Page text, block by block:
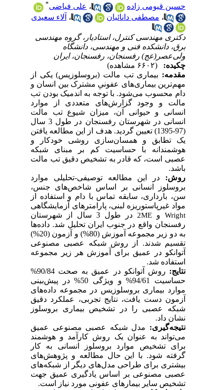
حسین قیومی زاده
،علی فیاضی
،مصطفی دانائیان ،آلاء سعیدی
دکتری مهندسی کنترل، استادیار، گروه مهندسی
برق، دانشکده فنی و مهندسی، دانشگاه
ولی‌عصر(عج) رفسنجان، رفسنجان، ایران
چکیده:
مقدمه:بیماری تب مالت (بروسلوزیس) یکی از
مهم‌ترین بیماریهای عفونیِ مشترک بین انسان و
دام محسوب میشود. با توجه به اندمیک بودن تب
مالت و وجود گزارش‌های متعددی از موارد
انسانی و حیوانی آن، میزان شیوع تب مالت
انسانی در شهرستان رفسنجان در طول 3 سال
(97-1395) تعیین گردید. هدف از این مطالعه یافتن
یک تطابق و همسان‌سازی روشی خودکار و
هوشمندانه با حساسیت کم بر مبنای شبکه
عصبی است، که قادر به تشخیص دقیق تب مالت
باشد.
روش: در این مطالعه توصیفی-تحلیلی موارد
بروسلوز انسانی بر اساس شاخص‌های جنس،
سن، بارداری، سابقه تماس با دام و استفاده از
مواد غیر‌پاستوریزه لبنی، پارامترهای آزمایشگاهی
Wrightو 2ME
در طول 3 سال از شهرستان
رفسنجان واقع در جنوب ایران تحلیل شد. داده‌ها
به دو زیر مجموعه آموزش (80%) و آزمون (20%)
تقسیم شدند. از روش شبکه عصبی مصنوعی
آتوانکو در عمیق برای آموزش هر زیر مجموعه
استفاده شد.
نتایج:
روش آتوانکو در عمیق به صحت 90/84%
حساسیت 94/61% و ویژگی 50‌% در پیش‌بینی
موارد بیماری بروسلوزیس در مجموعه داده‌های
آزمون دست یافت، نتایج تجربی، عملکرد دقیق
شبکه عصبی را در تشخیص بیماری بروسلوز
نشان داد.
نتیجه‌گیری:مدل شبکه عصبی مصنوعی عمیق
می‌تواند به عنوان یک روش کارآمد و هوشمند
برای تشخیص موارد بروسلوز انسانی به کار
گرفته شود. با این حال مطالعه و پژوهش‌های
بیشتری برای طراحی مدل‌های دیگر از شبکه‌های
عصبی مصنوعی بر اساس یادگیری عمیق جهت
تشخیص سایر بیمارهای عفونی مورد نیاز است.